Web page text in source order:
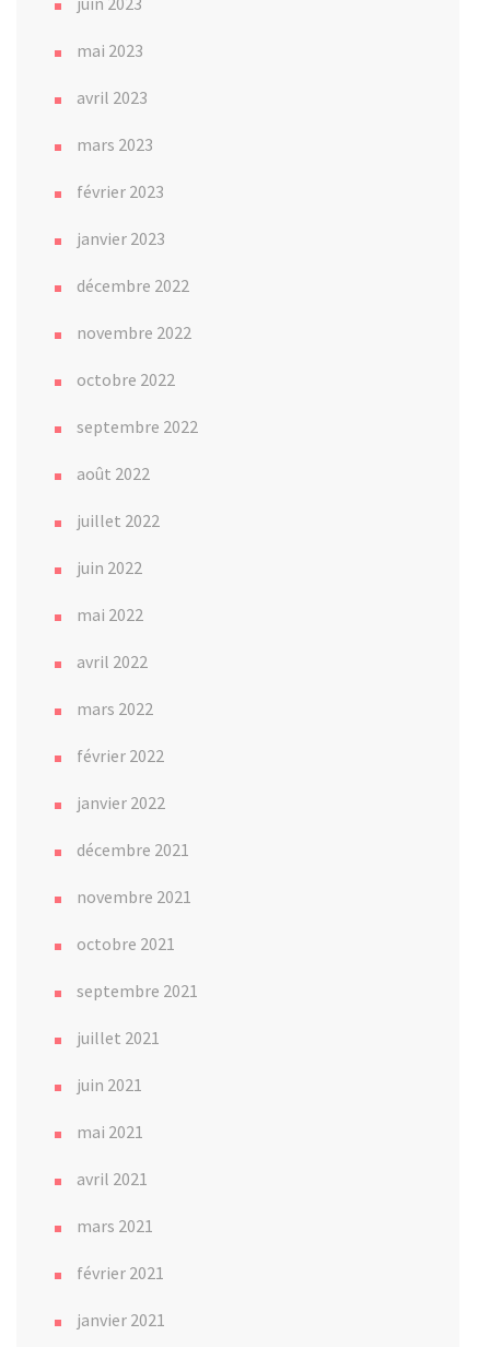
mai 2023
avril 2023
mars 2023
février 2023
janvier 2023
décembre 2022
novembre 2022
octobre 2022
septembre 2022
août 2022
juillet 2022
juin 2022
mai 2022
avril 2022
mars 2022
février 2022
janvier 2022
décembre 2021
novembre 2021
octobre 2021
septembre 2021
juillet 2021
juin 2021
mai 2021
avril 2021
mars 2021
février 2021
janvier 2021